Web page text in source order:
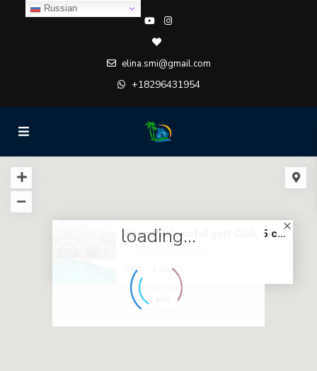
elina.smi@gmail.com
+18296431954
$ 600
Вилла в Cocotal golf Club, 5 с...
5 BD
loading...
Russian